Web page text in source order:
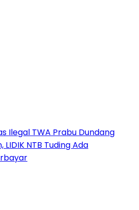
Ilegal TWA Prabu Dundang
NTB Tuding Ada